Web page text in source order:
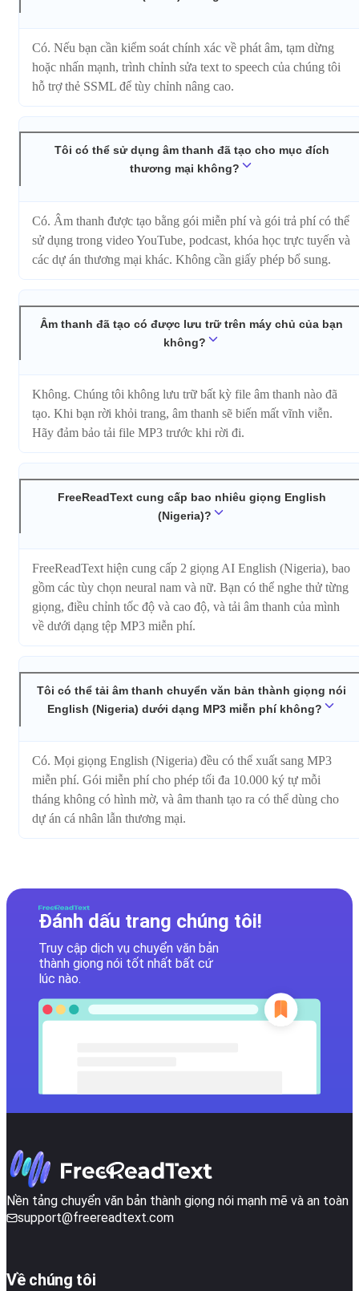
Có. Nếu bạn cần kiểm soát chính xác về phát âm, tạm dừng
hoặc nhấn mạnh, trình chỉnh sửa text to speech của chúng tôi
hỗ trợ thẻ SSML để tùy chỉnh nâng cao.
Tôi có thể sử dụng âm thanh đã tạo cho mục đích
thương mại không?
Có. Âm thanh được tạo bằng gói miễn phí và gói trả phí có thể
sử dụng trong video YouTube, podcast, khóa học trực tuyến và
các dự án thương mại khác. Không cần giấy phép bổ sung.
Âm thanh đã tạo có được lưu trữ trên máy chủ của bạn
không?
Không. Chúng tôi không lưu trữ bất kỳ file âm thanh nào đã
tạo. Khi bạn rời khỏi trang, âm thanh sẽ biến mất vĩnh viễn.
Hãy đảm bảo tải file MP3 trước khi rời đi.
FreeReadText cung cấp bao nhiêu giọng English
(Nigeria)?
FreeReadText hiện cung cấp 2 giọng AI English (Nigeria), bao
gồm các tùy chọn neural nam và nữ. Bạn có thể nghe thử từng
giọng, điều chỉnh tốc độ và cao độ, và tải âm thanh của mình
về dưới dạng tệp MP3 miễn phí.
Tôi có thể tải âm thanh chuyển văn bản thành giọng nói
English (Nigeria) dưới dạng MP3 miễn phí không?
Có. Mọi giọng English (Nigeria) đều có thể xuất sang MP3
miễn phí. Gói miễn phí cho phép tối đa 10.000 ký tự mỗi
tháng không có hình mờ, và âm thanh tạo ra có thể dùng cho
dự án cá nhân lẫn thương mại.
Đánh dấu trang chúng tôi!
Truy cập dịch vụ chuyển văn bản
thành giọng nói tốt nhất bất cứ
lúc nào.
Nền tảng chuyển văn bản thành giọng nói mạnh mẽ và an toàn
support@freereadtext.com
Về chúng tôi